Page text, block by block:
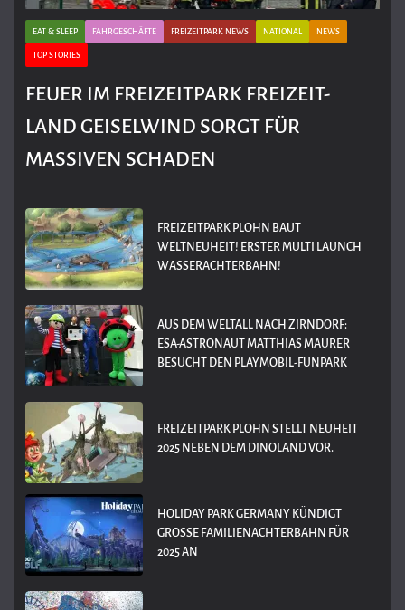
EAT & SLEEP FAHRGESCHÄFTE FREIZEITPARK NEWS NATIONAL NEWS
TOP STORIES
FEUER IM FREIZEITPARK FREIZEIT-
LAND GEISELWIND SORGT FÜR
MASSIVEN SCHADEN
FREIZEITPARK PLOHN BAUT
WELTNEUHEIT! ERSTER MULTI LAUNCH
WASSERACHTERBAHN!
AUS DEM WELTALL NACH ZIRNDORF:
ESA-ASTRONAUT MATTHIAS MAURER
BESUCHT DEN PLAYMOBIL-FUNPARK
FREIZEITPARK PLOHN STELLT NEUHEIT
2025 NEBEN DEM DINOLAND VOR.
HOLIDAY PARK GERMANY KÜNDIGT
GROSSE FAMILIENACHTERBAHN FÜR 2
025 AN